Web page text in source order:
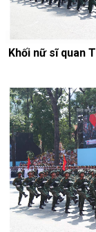
Khối nữ sĩ quan